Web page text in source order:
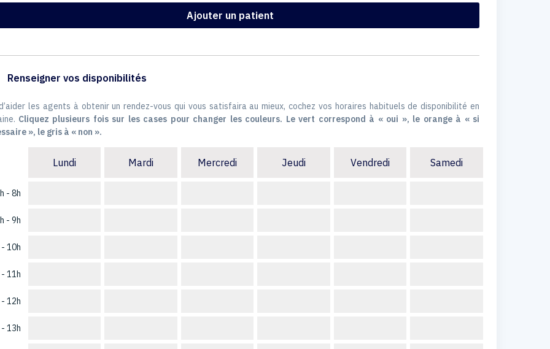
Ajouter un patient
Renseigner vos disponibilités
les agents à obtenir un rendez-vous qui vous satisfaira au mieux, cochez vos horaires habituels de disponibilité en
Cliquez plusieurs fois sur les cases pour changer les couleurs. Le vert correspond à « oui », le orange à « si
», le gris à « non ».
- 8h
- 9h
10h
11h
12h
13h
Lundi Mardi Mercredi Jeudi Vendredi Samedi